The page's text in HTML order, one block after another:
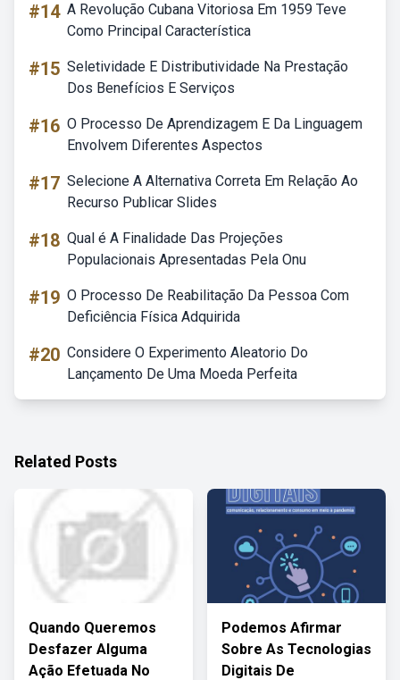
#14 A Revolução Cubana Vitoriosa Em 1959 Teve
Como Principal Característica
#15 Seletividade E Distributividade Na Prestação
Dos Benefícios E Serviços
#16 O Processo De Aprendizagem E Da Linguagem
Envolvem Diferentes Aspectos
#17 Selecione A Alternativa Correta Em Relação Ao
Recurso Publicar Slides
#18 Qual é A Finalidade Das Projeções
Populacionais Apresentadas Pela Onu
#19 O Processo De Reabilitação Da Pessoa Com
Deficiência Física Adquirida
#20 Considere O Experimento Aleatorio Do
Lançamento De Uma Moeda Perfeita
Related Posts
Quando Queremos
Desfazer Alguma
Ação Efetuada No
Podemos Afirmar
Sobre As Tecnologias
Digitais De